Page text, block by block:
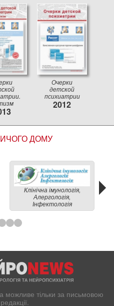
Очерки
детской
психиатрии
2012
ДОМУ
Клінічна імунологія,
Алергологія,
Інфектологія
можливе тільки за письмовою